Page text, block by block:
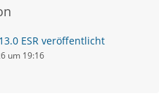
ESR veröffentlicht
um 19:16